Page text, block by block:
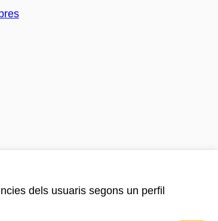
dels usuaris segons un perfil